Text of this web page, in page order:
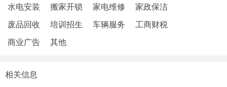
水电安装
搬家开锁 家电维修
家政保洁
废品回收
培训招生 车辆服务
工商财税
商业广告
其他
相关信息